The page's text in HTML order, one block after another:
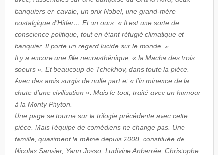
banquiers en cavale, un prix Nobel, une grand-mère
nostalgique d’Hitler… Et un ours. « Il est une sorte de
conscience politique, tout en étant réfugié climatique et
banquier. Il porte un regard lucide sur le monde. »
Il y a encore une fille neurasthénique, « la Macha des trois
soeurs ». Et beaucoup de Tchekhov, dans toute la pièce.
Avec des amis surgis de nulle part et « l’imminence de la
chute d’une civilisation ». Mais le tout, traité avec un humour
à la Monty Phyton.
Une page se tourne sur la trilogie précédente avec cette
pièce. Mais l’équipe de comédiens ne change pas. Une
famille, quasiment la même depuis 2008, constituée de
Nicolas Sansier, Yann Josso, Ludivine Anberrée, Christophe